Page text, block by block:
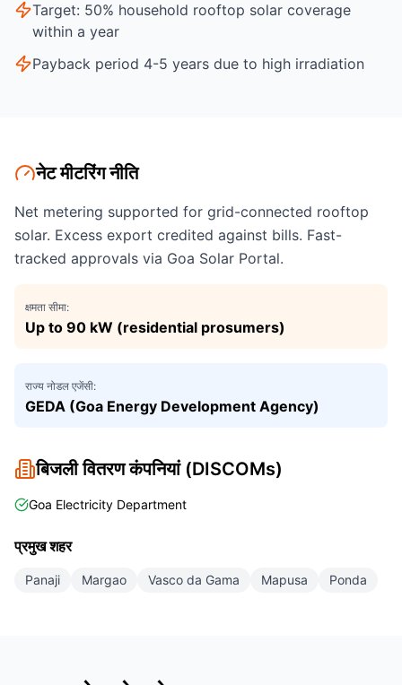
Target: 50% household rooftop solar coverage
within a year
Payback period 4-5 years due to high irradiation
नेट मीटरिंग नीति
Net metering supported for grid-connected rooftop
solar. Excess export credited against bills. Fast-
tracked approvals via Goa Solar Portal.
क्षमता सीमा:
Up to 90 kW (residential prosumers)
राज्य नोडल एजेंसी:
GEDA (Goa Energy Development Agency)
बिजली वितरण कंपनियां (DISCOMs)
Goa Electricity Department
प्रमुख शहर
Panaji Margao Vasco da Gama Mapusa Ponda